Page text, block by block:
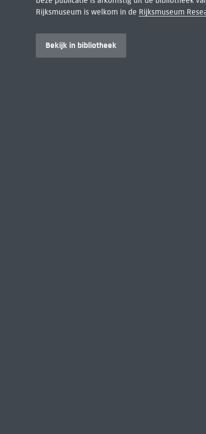
Rijksmuseum is welkom in de Rijksmuseum
Bekijk in bibliotheek